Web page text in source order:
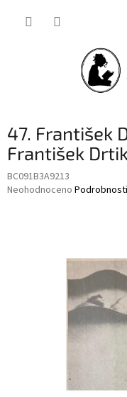
47. František
František
BC091B3A9213
Průměrné
Neohodnoceno